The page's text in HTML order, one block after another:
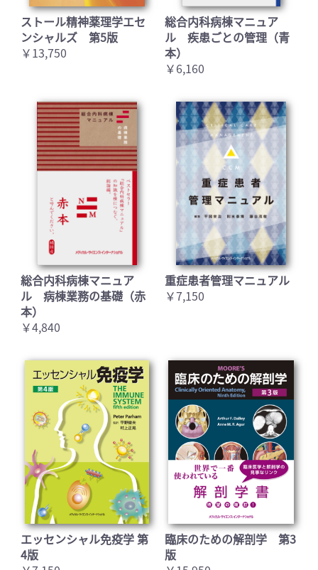
ストール精神薬理学エセ
ンシャルズ 第5版
￥13,750
総合内科病棟マニュア
ル 疾患ごとの管理（青
本）
￥6,160
総合内科病棟マニュア
ル 病棟業務の基礎（赤
本）
￥4,840
重症患者管理マニュアル
￥7,150
エッセンシャル免疫学 第
4版
臨床のための解剖学 第3
版